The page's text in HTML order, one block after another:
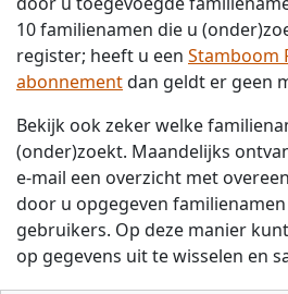
10 familienamen die u
register; heeft u een Stamboom
abonnementdan geldt er geen
Bekijk ook zeker welke
(onder)zoekt. Maandelijks
e-mail een overzicht met
door u opgegeven
gebruikers. Op deze manier
op gegevens uit te wisselen en